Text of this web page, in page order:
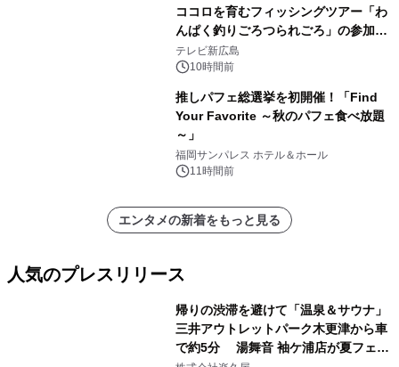
ココロを育むフィッシングツアー「わ
んぱく釣りごろつられごろ」の参加小
学生を募集
テレビ新広島
10時間前
推しパフェ総選挙を初開催！「Find
Your Favorite ～秋のパフェ食べ放題
～」
福岡サンパレス ホテル＆ホール
11時間前
エンタメの新着をもっと見る
人気のプレスリリース
帰りの渋滞を避けて「温泉＆サウナ」
三井アウトレットパーク木更津から車
で約5分 湯舞音 袖ケ浦店が夏フェア